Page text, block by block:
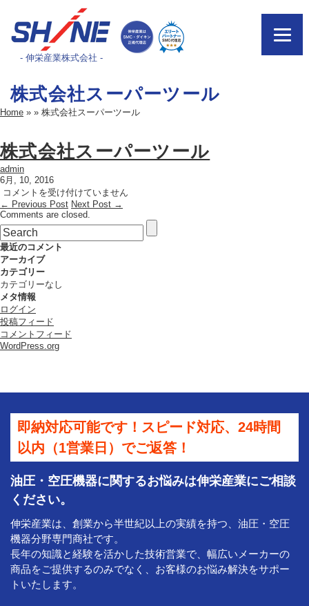
- 伸栄産業株式会社 -
株式会社スーパーツール
Home » » 株式会社スーパーツール
株式会社スーパーツール
admin
6月, 10, 2016
株
式
会
社
ス
ー
パ
ー
ツ
ー
ル
は
コメントを受け付けていません
← Previous Post Next Post →
Comments are closed.
最近のコメント
アーカイブ
カテゴリー
カテゴリーなし
メタ情報
ログイン
投稿フィード
コメントフィード
WordPress.org
即納対応可能です！スピード対応、24時間
以内（1営業日）でご返答！
油圧・空圧機器に関するお悩みは伸栄産業にご相談
ください。
伸栄産業は、創業から半世紀以上の実績を持つ、油圧・空圧
機器分野専門商社です。
長年の知識と経験を活かした技術営業で、幅広いメーカーの
商品をご提供するのみでなく、お客様のお悩み解決をサポー
トいたします。